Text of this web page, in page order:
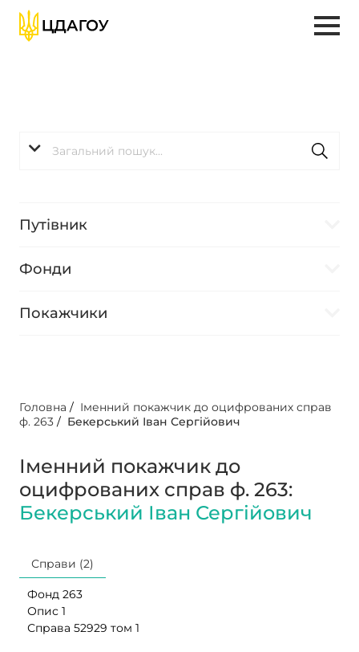
Путівник
Фонди
Покажчики
Головна / Іменний покажчик до оцифрованих справ
ф. 263 / Бекерський Іван Сергійович
Іменний покажчик до
оцифрованих справ ф. 263:
Бекерський Іван Сергійович
Справи (2)
Фонд 263
Опис 1
Справа 52929 том 1